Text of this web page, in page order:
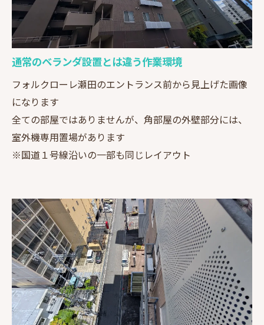
通常のベランダ設置とは違う作業環境
フォルクローレ瀬田のエントランス前から見上げた画像
になります
全ての部屋ではありませんが、角部屋の外壁部分には、
室外機専用置場があります
※国道１号線沿いの一部も同じレイアウト